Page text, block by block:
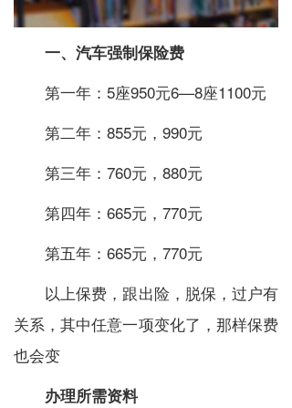
一、汽车强制保险费
第一年：5座950元6—8座1100元
第二年：855元，990元
第三年：760元，880元
第四年：665元，770元
第五年：665元，770元
以上保费，跟出险，脱保，过户有
关系，其中任意一项变化了，那样保费
也会变
办理所需资料